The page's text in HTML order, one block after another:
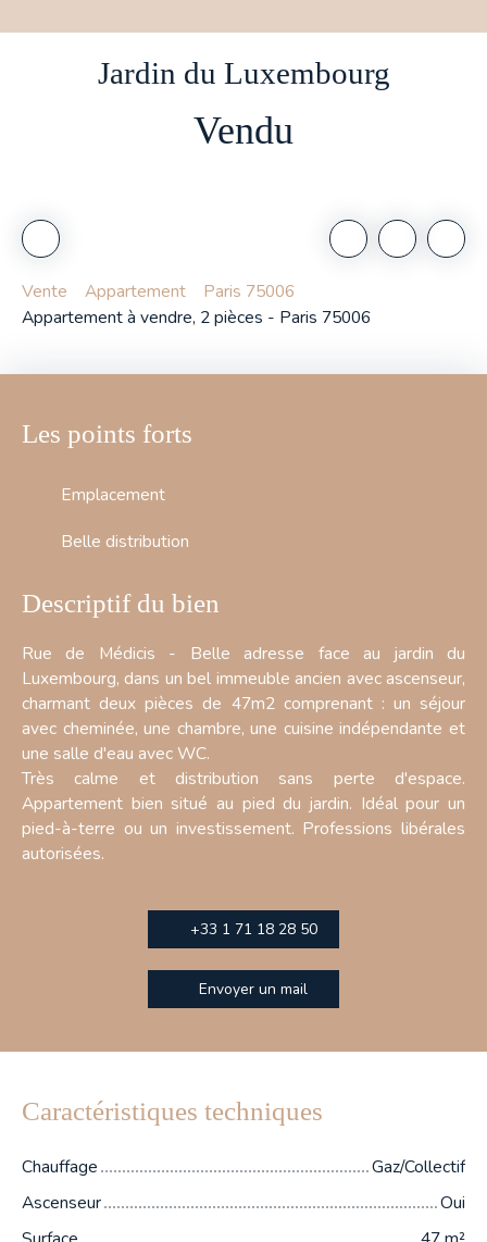
Jardin du Luxembourg
Vendu
Vente Appartement
Paris 75006
Appartement à vendre, 2 pièces - Paris 75006
Les points forts
Emplacement
Belle distribution
Descriptif du bien
Rue de Médicis - Belle adresse face au jardin du
Luxembourg, dans un bel immeuble ancien avec ascenseur,
charmant deux pièces de 47m2 comprenant : un séjour
avec cheminée, une chambre, une cuisine indépendante et
une salle d'eau avec WC.
Très calme et distribution sans perte d'espace.
Appartement bien situé au pied du jardin. Idéal pour un
pied-à-terre ou un investissement. Professions libérales
autorisées.
+33 1 71 18 28 50
Envoyer un mail
Caractéristiques techniques
Chauffage
Gaz/Collectif
Ascenseur
Oui